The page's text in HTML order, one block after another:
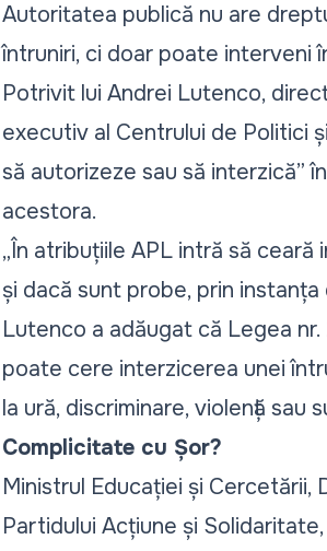
Autoritatea publică nu are
întruniri, ci doar poate interveni
Potrivit lui Andrei Lutenco,
executiv al Centrului de Politici
să autorizeze sau să interzică”
acestora.
„În atribuțiile APL intră să
și dacă sunt probe, prin instanța
Lutenco a adăugat că Legea
poate cere interzicerea unei
la ură, discriminare, violență sau
Complicitate cu Șor?
Ministrul Educației și Cercetării,
Partidului Acțiune și